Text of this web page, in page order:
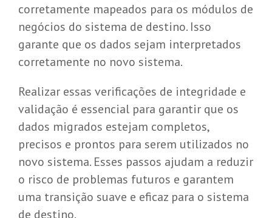
corretamente mapeados para os módulos de
negócios do sistema de destino. Isso
garante que os dados sejam interpretados
corretamente no novo sistema.
Realizar essas verificações de integridade e
validação é essencial para garantir que os
dados migrados estejam completos,
precisos e prontos para serem utilizados no
novo sistema. Esses passos ajudam a reduzir
o risco de problemas futuros e garantem
uma transição suave e eficaz para o sistema
de destino.